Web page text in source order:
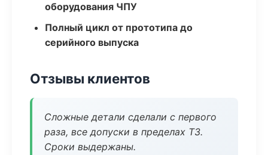
оборудования ЧПУ
Полный цикл от прототипа до
серийного выпуска
Отзывы клиентов
Сложные детали сделали с первого
раза, все допуски в пределах ТЗ.
Сроки выдержаны.